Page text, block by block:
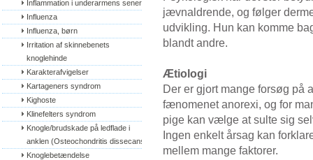
Inflammation i underarmens sener
Influenza
Influenza, børn
Irritation af skinnebenets
knoglehinde
Karakterafvigelser
Kartageners syndrom
Kighoste
Klinefelters syndrom
Knogle/brudskade på ledflade i
anklen (Osteochondritis dissecans)
Knoglebetændelse
jævnaldrende, og følger
udvikling. Hun kan komme
blandt andre.
Ætiologi
Der er gjort mange forsøg på
fænomenet anorexi, og for
pige kan vælge at sulte sig
Ingen enkelt årsag kan
mellem mange faktorer.